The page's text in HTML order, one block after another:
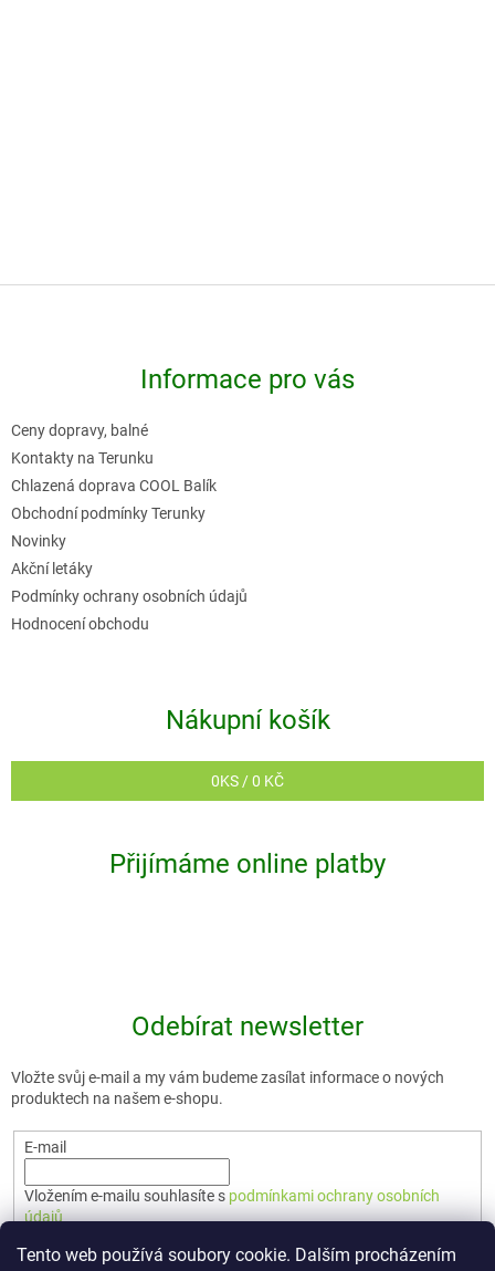
Tento web používá soubory cookie. Dalším procházením
Informace pro vás
Ceny dopravy, balné
Kontakty na Terunku
Chlazená doprava COOL Balík
Obchodní podmínky Terunky
Novinky
Akční letáky
Podmínky ochrany osobních údajů
Hodnocení obchodu
Nákupní košík
0KS /0 KČ
Přijímáme online platby
Odebírat newsletter
Vložte svůj e-mail a my vám budeme zasílat informace o nových
produktech na našem e-shopu.
E-mail
Vložením e-mailu souhlasíte s podmínkami ochrany osobních
údajů